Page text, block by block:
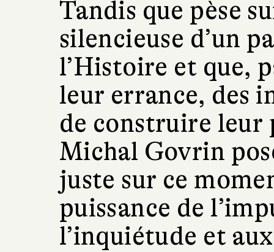
Tandis que pèse
silencieuse d’un
l’Histoire et que,
leur errance, des
de construire leur
Michal Govrin
juste sur ce
puissance de
l’inquiétude et